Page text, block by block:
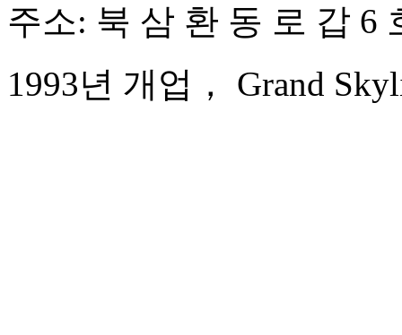
주소: 북 삼 환 동 로 갑 6
1993년 개업， Grand